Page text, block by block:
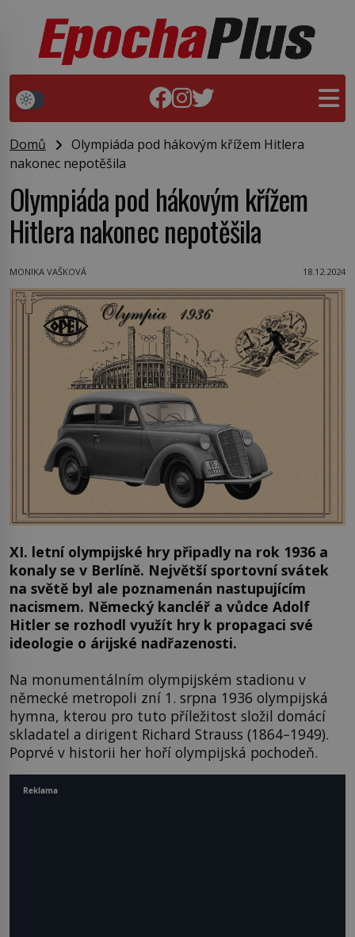
Domů
Olympiáda pod hákovým křížem Hitlera
nakonec nepotěšila
Olympiáda pod hákovým křížem
Hitlera nakonec nepotěšila
MONIKA VAŠKOVÁ 18.12.2024
XI. letní olympijské hry připadly na rok 1936 a
konaly se v Berlíně. Největší sportovní svátek
na světě byl ale poznamenán nastupujícím
nacismem. Německý kancléř a vůdce Adolf
Hitler se rozhodl využít hry k propagaci své
ideologie o árijské nadřazenosti.
Na monumentálním olympijském stadionu v
německé metropoli zní 1. srpna 1936 olympijská
hymna, kterou pro tuto příležitost složil domácí
skladatel a dirigent Richard Strauss (1864–1949).
Poprvé v historii her hoří olympijská pochodeň.
Reklama